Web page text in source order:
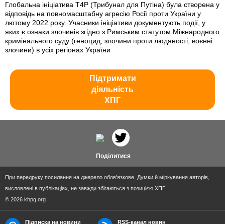
Глобальна ініціатива T4P (Трибунал для Путіна) була створена у
відповідь на повномасштабну агресію Росії проти України у
лютому 2022 року. Учасники ініціативи документують події, у
яких є ознаки злочинів згідно з Римським статутом Міжнародного
кримінального суду (геноцид, злочини проти людяності, воєнні
злочини) в усіх регіонах України
Підтримати
діяльність
ХПГ
Поділитися
При передруку посилання на джерело обов'язкове. Думки й міркування авторів,
висловлені в публікаціях, не завжди збігаються з позицією ХПГ
© 2026 khpg.org
Підписка на новини RSS-канал новин